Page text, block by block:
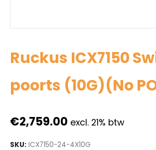
Ruckus ICX7150
poorts (10G)(No
€2,759.00 excl. 21% btw
SKU: ICX7150-24-4X10G